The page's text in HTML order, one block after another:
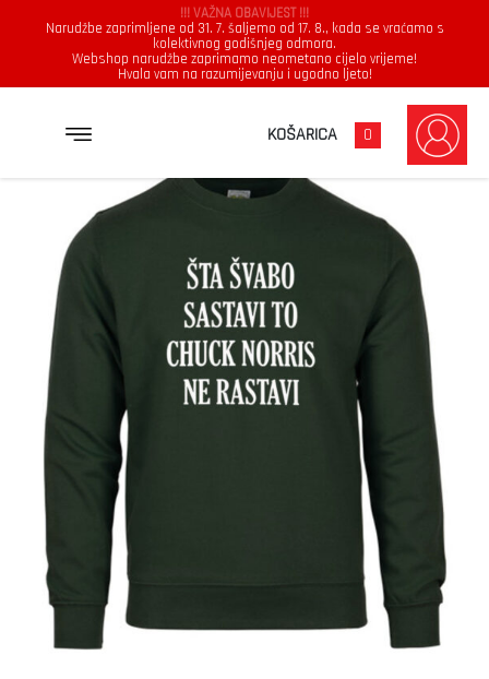
!!! VAŽNA OBAVIJEST !!!
Narudžbe zaprimljene od 31. 7. šaljemo od 17. 8., kada se vraćamo s
kolektivnog godišnjeg odmora.
Webshop narudžbe zaprimamo neometano cijelo vrijeme!
Hvala vam na razumijevanju i ugodno ljeto!
KOŠARICA 0
ŠTA ŠVABO SASTAVI TO CHUCK NORRIS NE RASTAVI